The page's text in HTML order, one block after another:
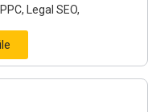
Legal SEO,